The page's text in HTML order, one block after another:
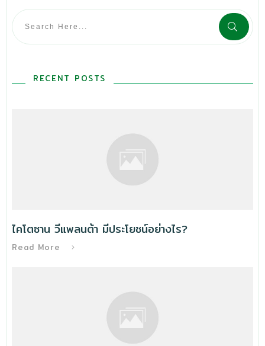
RECENT POSTS
ไคโตซาน วีแพลนต้า มีประโยชน์อย่างไร?
Read More